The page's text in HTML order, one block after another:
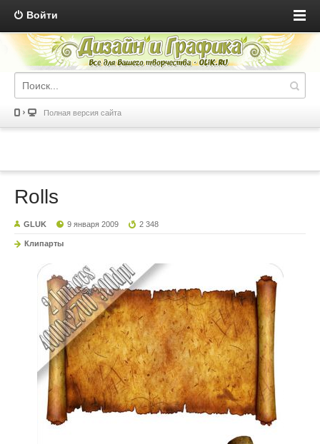
Войти
Полная версия сайта
Rolls
GLUK 9 января 2009 2 348
Клипарты